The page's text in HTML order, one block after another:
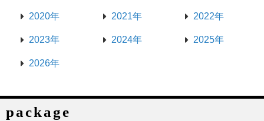
2020年 2021年 2022年
2023年 2024年 2025年
2026年
package